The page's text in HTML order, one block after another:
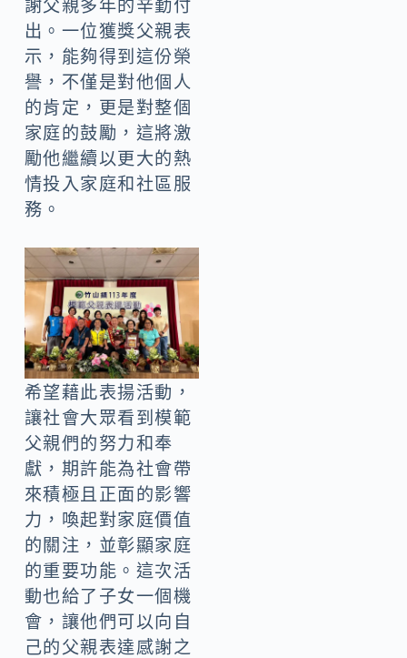
謝父親多年的辛勤付
出。一位獲獎父親表
示，能夠得到這份榮
譽，不僅是對他個人
的肯定，更是對整個
家庭的鼓勵，這將激
勵他繼續以更大的熱
情投入家庭和社區服
務。
希望藉此表揚活動，
讓社會大眾看到模範
父親們的努力和奉
獻，期許能為社會帶
來積極且正面的影響
力，喚起對家庭價值
的關注，並彰顯家庭
的重要功能。這次活
動也給了子女一個機
會，讓他們可以向自
己的父親表達感謝之